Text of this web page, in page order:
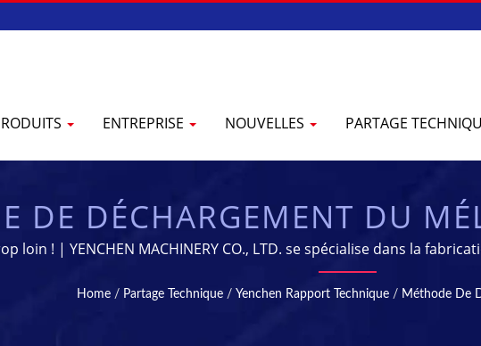
ENTREPRISE NOUVELLES PARTAGE
DE DÉCHARGEMENT DU
ET DE
FABRICATION
loin ! | YENCHEN MACHINERY CO., LTD. se spécialise dans la
Home / Partage Technique / Yenchen Rapport Technique / Méthode De